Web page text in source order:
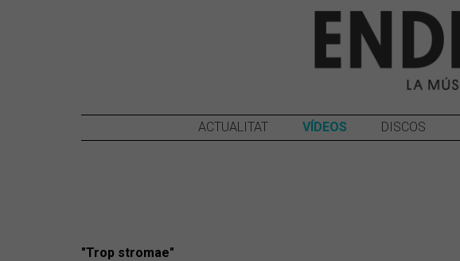
ACTUALITAT VÍDEOS DISCOS
"Trop stromae"